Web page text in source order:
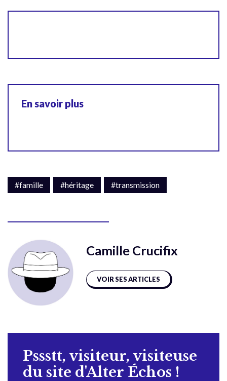
En savoir plus
#famille #héritage #transmission
Camille Crucifix
VOIR SES ARTICLES
Pssstt, visiteur, visiteuse
du site d'Alter Échos !